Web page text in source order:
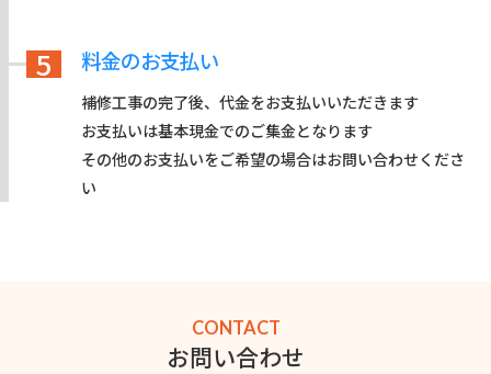
5 料金のお支払い
補修工事の完了後、代金をお支払いいただきます
お支払いは基本現金でのご集金となります
その他のお支払いをご希望の場合はお問い合わせくださ
い
CONTACT
お問い合わせ